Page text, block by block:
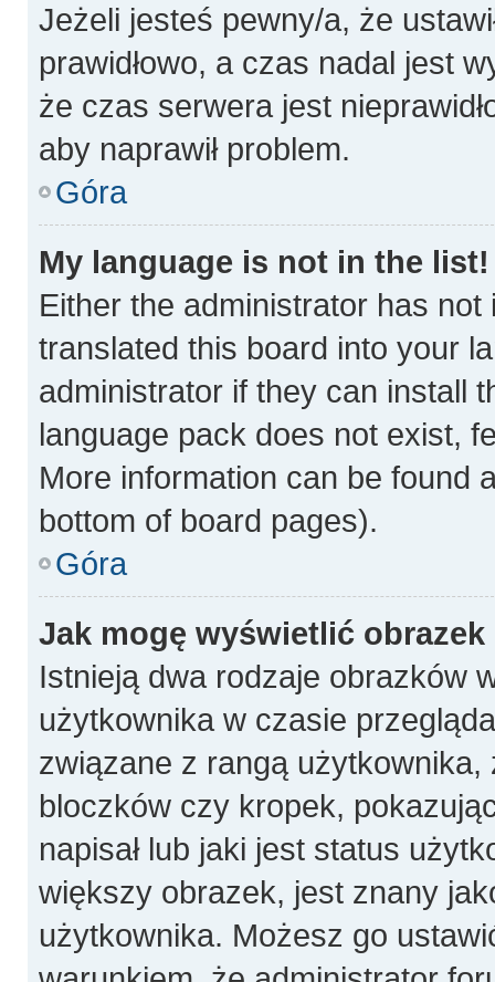
Jeżeli jesteś pewny/a, że
prawidłowo, a czas nadal jest
że czas serwera jest
aby naprawił problem.
Góra
My language is not in the list!
Either the administrator has
translated this board into your
administrator if they can install
language pack does not exist,
More information can be found
bottom of board pages).
Góra
Jak mogę wyświetlić
Istnieją dwa rodzaje obrazków
użytkownika w czasie
związane z rangą
bloczków czy kropek,
napisał lub jaki jest status
większy obrazek, jest znany
użytkownika. Możesz go